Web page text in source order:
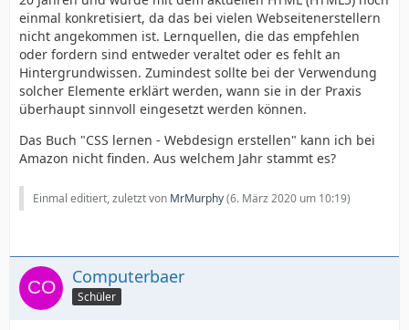
einmal konkretisiert, da das bei vielen Webseitenerstellern
nicht angekommen ist. Lernquellen, die das empfehlen
oder fordern sind entweder veraltet oder es fehlt an
Hintergrundwissen. Zumindest sollte bei der Verwendung
solcher Elemente erklärt werden, wann sie in der Praxis
überhaupt sinnvoll eingesetzt werden können.
Das Buch "CSS lernen - Webdesign erstellen" kann ich bei
Amazon nicht finden. Aus welchem Jahr stammt es?
Einmal editiert, zuletzt von MrMurphy(6. März 2020 um 10:19)
Computerbaer
Schüler